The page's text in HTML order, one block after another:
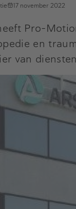
17 november 2022
Pro-
en
van